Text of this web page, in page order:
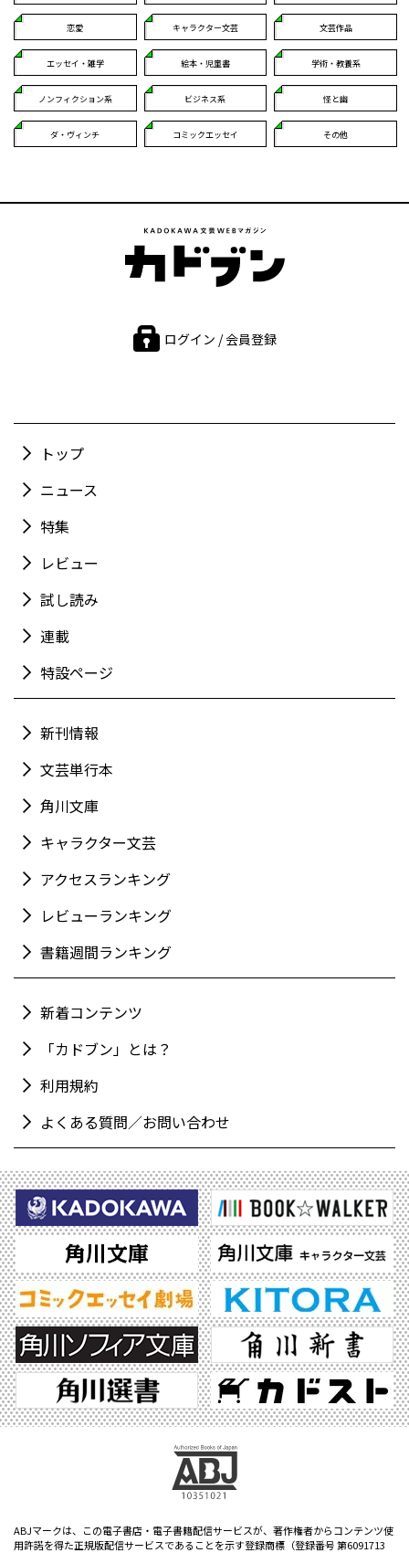
恋愛 キャラクター文芸 文芸作品
エッセイ・雑学 絵本・児童書 学術・教養系
ノンフィクション系 ビジネス系 怪と幽
ダ・ヴィンチ コミックエッセイ その他
ログイン / 会員登録
トップ
ニュース
特集
レビュー
試し読み
連載
特設ページ
新刊情報
文芸単行本
角川文庫
キャラクター文芸
アクセスランキング
レビューランキング
書籍週間ランキング
新着コンテンツ
「カドブン」とは？
利用規約
よくある質問／お問い合わせ
ABJマークは、この電子書店・電子書籍配信サービスが、著作権者からコンテンツ使
用許諾を得た正規版配信サービスであることを示す登録商標（登録番号 第6091713